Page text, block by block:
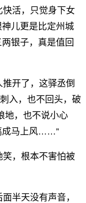
活，只觉身下女
儿更是比定州城
银子，真是值回
开了，这驿丞倒
入，也不回头，破
地，也不说小心
成马上风……”
，根本不害怕被
半天没有声音，